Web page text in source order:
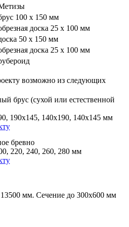
100 х 150 мм
доска 25 х 100 мм
50 х 150 мм
доска 25 х 100 мм
возможно из следующих
брус (сухой или естественной
190х145, 140х190, 140х145 мм
бревно
220, 240, 260, 280 мм
мм. Сечение до 300х600 мм